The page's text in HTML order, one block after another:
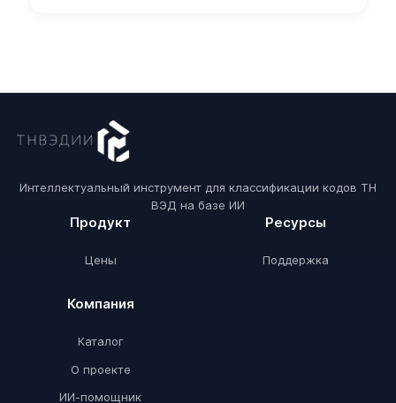
Интеллектуальный инструмент для классификации кодов ТН
ВЭД на базе ИИ
Продукт
Цены
Ресурсы
Поддержка
Компания
Каталог
О проекте
ИИ-помощник